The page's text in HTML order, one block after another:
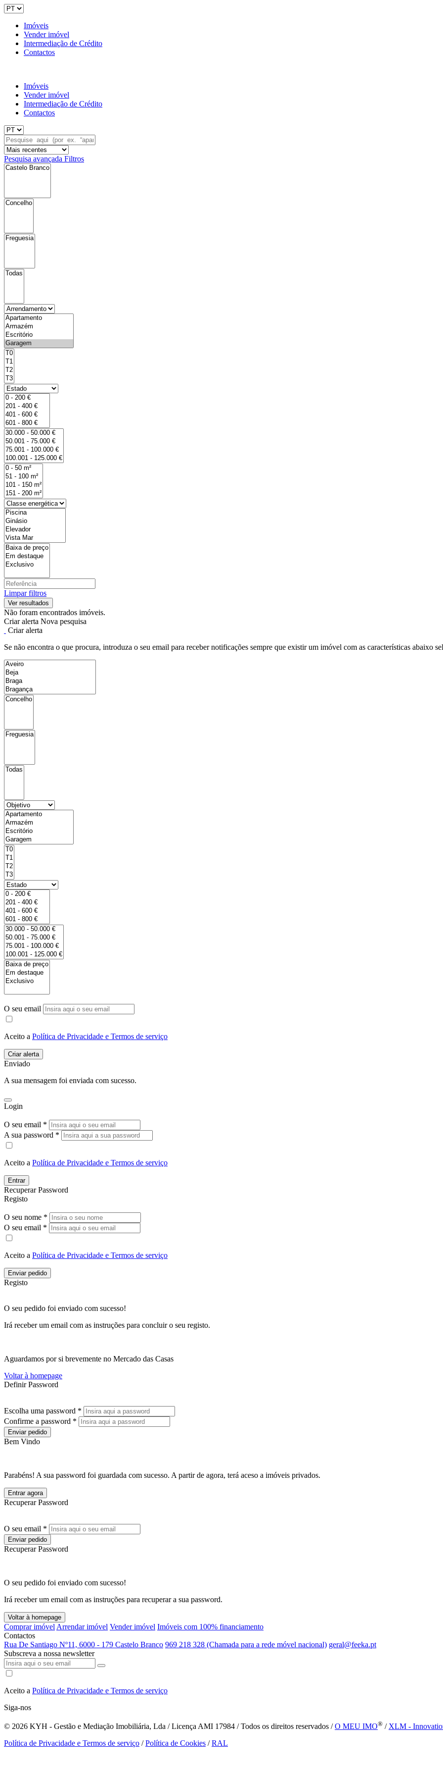
Imóveis
Vender imóvel
Intermediação de Crédito
Contactos
Imóveis
Vender imóvel
Intermediação de Crédito
Contactos
Pesquisa avançada Filtros
Limpar filtros
Não foram encontrados imóveis.
Criar alerta Nova pesquisa
Criar alerta
Se não encontra o que procura, introduza o seu email para receber notificações sempre que existir um imóvel com as características abaixo
O seu email
Aceito a Política de Privacidade e Termos de serviço
Enviado
A sua mensagem foi enviada com sucesso.
Login
O seu email *
A sua password *
Aceito a Política de Privacidade e Termos de serviço
Entrar
Recuperar Password
Registo
O seu nome *
O seu email *
Aceito a Política de Privacidade e Termos de serviço
Enviar pedido
Registo
O seu pedido foi enviado com sucesso!
Irá receber um email com as instruções para concluir o seu registo.
Aguardamos por si brevemente no Mercado das Casas
Voltar à homepage
Definir Password
Escolha uma password *
Confirme a password *
Enviar pedido
Bem Vindo
Parabéns! A sua password foi guardada com sucesso. A partir de agora, terá aceso a imóveis privados.
Entrar agora
Recuperar Password
O seu email *
Enviar pedido
Recuperar Password
O seu pedido foi enviado com sucesso!
Irá receber um email com as instruções para recuperar a sua password.
Voltar à homepage
Comprar imóvel Arrendar imóvel Vender imóvel Imóveis com 100% financiamento
Contactos
Rua De Santiago Nº11, 6000 - 179 Castelo Branco 969 218 328 (Chamada para a rede móvel nacional) geral@feeka.pt
Subscreva a nossa newsletter
Aceito a Política de Privacidade e Termos de serviço
Siga-nos
© 2026 KYH - Gestão e Mediação Imobiliária, Lda / Licença AMI 17984 / Todos os direitos reservados /O MEU IMO® / XLM -
Política de Privacidade e Termos de serviço /Política de Cookies /RAL